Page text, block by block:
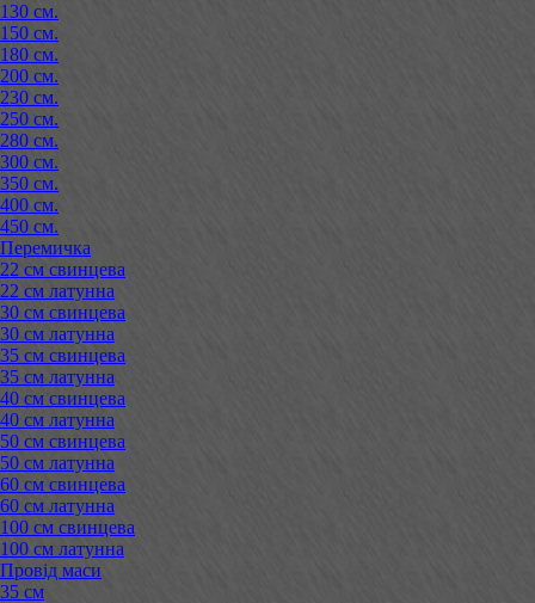
130 см.
150 см.
180 см.
200 см.
230 см.
250 см.
280 см.
300 см.
350 см.
400 см.
450 см.
Перемичка
22 см свинцева
22 см латунна
30 см свинцева
30 см латунна
35 см свинцева
35 см латунна
40 см свинцева
40 см латунна
50 см свинцева
50 см латунна
60 см свинцева
60 см латунна
100 см свинцева
100 см латунна
Провід маси
35 см